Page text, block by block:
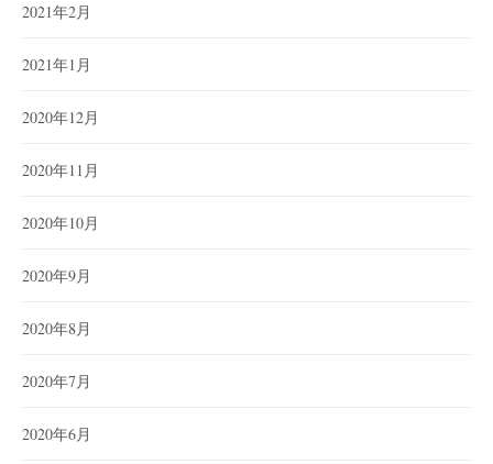
2021年2月
2021年1月
2020年12月
2020年11月
2020年10月
2020年9月
2020年8月
2020年7月
2020年6月